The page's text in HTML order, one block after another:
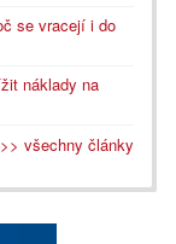
se vracejí i do
náklady na
>> všechny články